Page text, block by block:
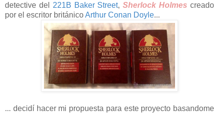
detective del 221B Baker Street,Sherlock Holmes creado
por el escritor británicoArthur Conan Doyle...
... decidí hacer mi propuesta para este proyecto basandome